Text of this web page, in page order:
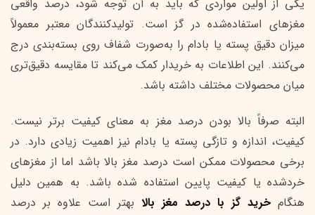
یکی از اولین مواردی که باید به آن توجه شود، درصد واقعی
مغزهای استفاده‌شده در گز است. تولیدکنندگان معتبر معمولاً
میزان دقیق پسته یا بادام را به‌صورت شفاف روی بسته‌بندی درج
می‌کنند. این اطلاعات به خریدار کمک می‌کند تا مقایسه دقیق‌تری
میان محصولات مختلف داشته باشد.
البته صرفاً بالا بودن درصد مغز به معنای کیفیت برتر نیست.
کیفیت، اندازه و تازگی پسته یا بادام نیز اهمیت زیادی دارد. در
برخی محصولات ممکن است درصد مغز بالا باشد اما از مغزهای
خردشده یا کیفیت پایین استفاده شده باشد. به همین دلیل
هنگام خرید گز با درصد مغز بالا بهتر است علاوه بر درصد